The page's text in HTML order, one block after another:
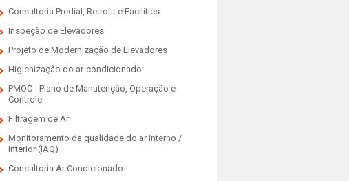
Consultoria Predial, Retrofit e Facilities
Inspeção de Elevadores
Projeto de Modernização de Elevadores
Higienização do ar-condicionado
PMOC - Plano de Manutenção, Operação e
Controle
Filtragem de Ar
Monitoramento da qualidade do ar interno /
interior (IAQ)
Consultoria Ar Condicionado